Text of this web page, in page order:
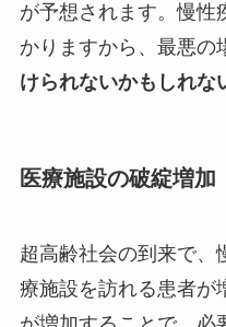
が予想されます。慢性
かりますから、最悪の
けられないかもしれな
医療施設の破綻増加
超高齢社会の到来で、
療施設を訪れる患者が